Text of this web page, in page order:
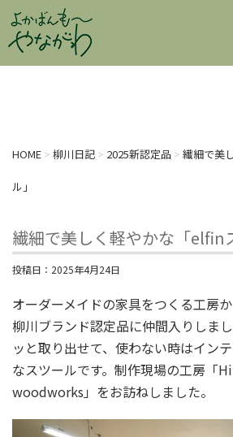
HOME > 柳川日記 > 2025新認定品 > 繊細で美
ル」
繊細で美しく軽やかな「elfin
投稿日： 2025年4月24日
オーダーメイドの家具をつくる工房
柳川ブランド認定品に仲間入りしま
ッと取り出せて、使わない時はイン
なスツールです。制作現場の工房「
woodworks」をお訪ねしました。